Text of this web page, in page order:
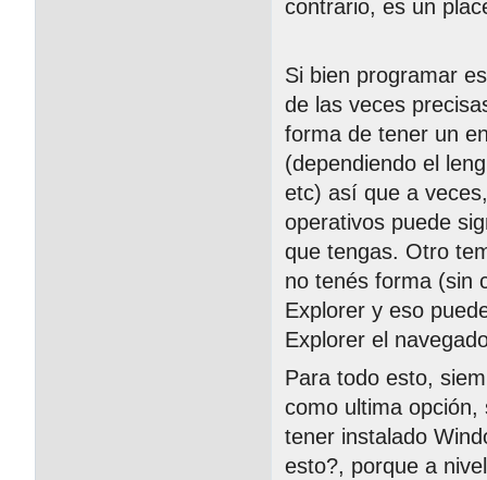
contrario, es un
Si bien programar
de las veces
forma de tener un
(dependiendo el
etc) así que a
operativos puede
que tengas. Otro
no tenés forma (sin
Explorer y eso
Explorer el
Para todo esto,
como ultima
tener instalado
esto?, porque a